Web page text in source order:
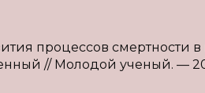
процессов смертности
// Молодой ученый. —